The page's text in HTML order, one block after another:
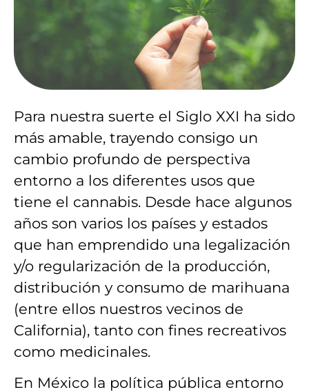
Para nuestra suerte el Siglo XXI ha sido
más amable, trayendo consigo un
cambio profundo de perspectiva
entorno a los diferentes usos que
tiene el cannabis. Desde hace algunos
años son varios los países y estados
que han emprendido una legalización
y/o regularización de la producción,
distribución y consumo de marihuana
(entre ellos nuestros vecinos de
California), tanto con fines recreativos
como medicinales.
En México la política pública entorno